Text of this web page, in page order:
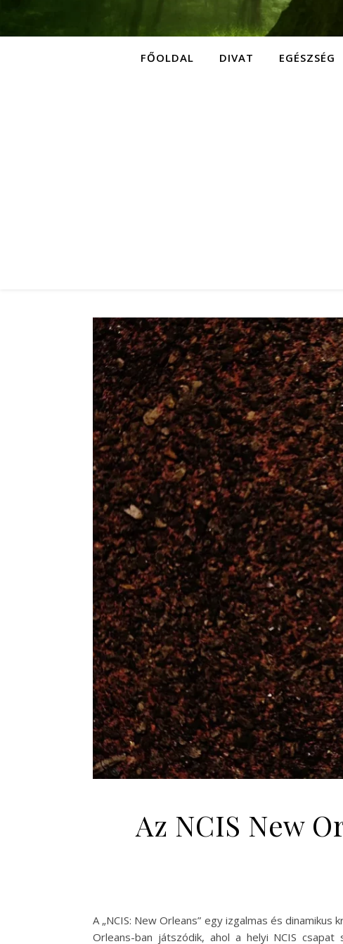
FŐOLDAL DIVAT EGÉSZSÉG
Az NCIS New
A „NCIS: New Orleans” egy izgalmas és
Orleans-ban játszódik, ahol a helyi NCIS